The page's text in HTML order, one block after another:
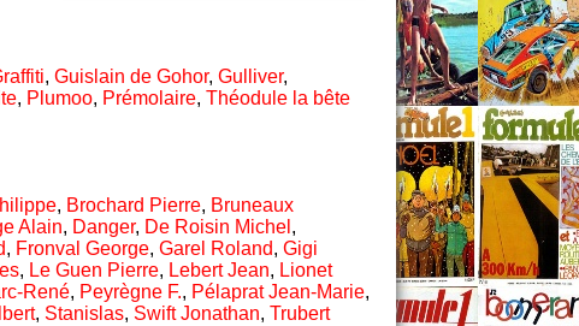
, Guislain de Gohor, Gulliver,
, Plumoo, Prémolaire, Théodule la bête
, Brochard Pierre, Bruneaux
Alain, Danger, De Roisin Michel ,
, Fronval George, Garel Roland, Gigi
, Le Guen Pierre, Lebert Jean, Lionet
René, Peyrègne F., Pélaprat Jean-Marie,
, Stanislas, Swift Jonathan, Trubert